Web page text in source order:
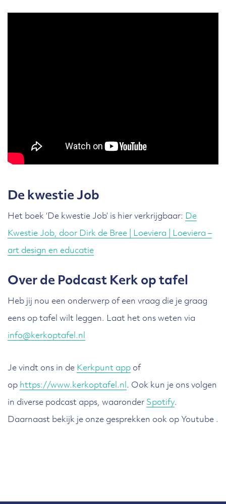
De kwestie Job
Het boek ‘De kwestie Job’ is hier verkrijgbaar: De
Kwestie Job, door Dirk de Bree | Loeviera | Loeviera –
art design en educatie
Over de Podcast Kerk op tafel
Heb jij nou een onderwerp of een vraag die je graag
eens op tafel wilt leggen. Laat het ons weten via
info@kerkoptafel.nl
Je vindt ons in de Kerkpunt app of
op https://www.kerkoptafel.nl . Ook kun je ons volgen
in diverse podcast apps, waaronder Spotify.
Daarnaast bekijk je onze gesprekken ook op Youtube .